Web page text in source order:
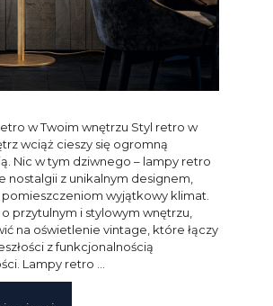
w Twoim wnętrzu Styl retro w
wciąż cieszy się ogromną
Nic w tym dziwnego – lampy retro
nostalgii z unikalnym designem,
wyjątkowy klimat.
przytulnym i stylowym wnętrzu,
na oświetlenie vintage, które łączy
z funkcjonalnością
Lampy retro …